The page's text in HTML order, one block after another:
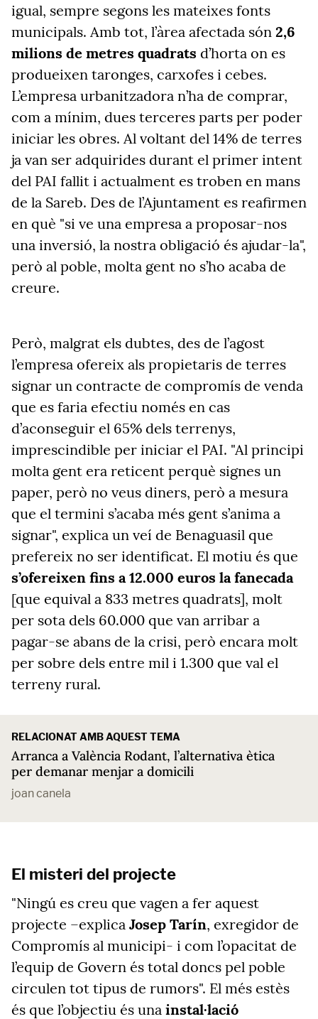
igual, sempre segons les mateixes fonts
municipals. Amb tot, l’àrea afectada són 2,6
milions de metres quadrats d’horta on es
produeixen taronges, carxofes i cebes.
L’empresa urbanitzadora n’ha de comprar,
com a mínim, dues terceres parts per poder
iniciar les obres. Al voltant del 14% de terres
ja van ser adquirides durant el primer intent
del PAI fallit i actualment es troben en mans
de la Sareb. Des de l’Ajuntament es reafirmen
en què "si ve una empresa a proposar-nos
una inversió, la nostra obligació és ajudar-la",
però al poble, molta gent no s’ho acaba de
creure.
Però, malgrat els dubtes, des de l’agost
l’empresa ofereix als propietaris de terres
signar un contracte de compromís de venda
que es faria efectiu només en cas
d’aconseguir el 65% dels terrenys,
imprescindible per iniciar el PAI. "Al principi
molta gent era reticent perquè signes un
paper, però no veus diners, però a mesura
que el termini s’acaba més gent s’anima a
signar", explica un veí de Benaguasil que
prefereix no ser identificat. El motiu és que
s’ofereixen fins a 12.000 euros la fanecada
[que equival a 833 metres quadrats], molt
per sota dels 60.000 que van arribar a
pagar-se abans de la crisi, però encara molt
per sobre dels entre mil i 1.300 que val el
terreny rural.
RELACIONAT AMB AQUEST TEMA
Arranca a València Rodant, l’alternativa ètica
per demanar menjar a domicili
joan canela
El misteri del projecte
"Ningú es creu que vagen a fer aquest
projecte –explica Josep Tarín, exregidor de
Compromís al municipi- i com l’opacitat de
l’equip de Govern és total doncs pel poble
circulen tot tipus de rumors". El més estès
és que l’objectiu és una instal·lació